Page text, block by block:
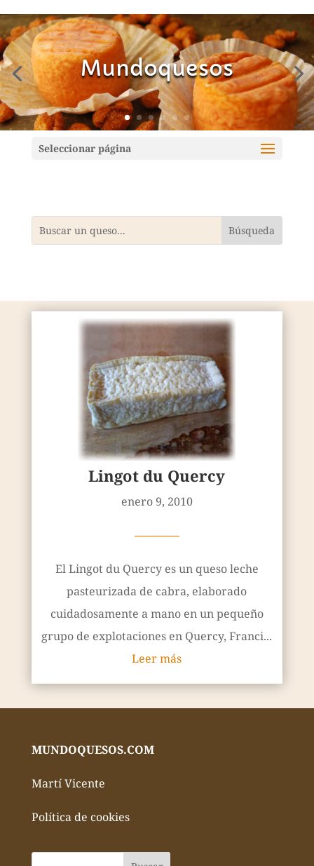
Mundoquesos
Seleccionar página
Lingot du Quercy
enero 9, 2010
————
El Lingot du Quercy es un queso leche
pasteurizada de cabra, elaborado
cuidadosamente a mano en un pequeño
grupo de explotaciones en Quercy, Franci...
Leer más
MUNDOQUESOS.COM
Martí Vicente
Política de cookies